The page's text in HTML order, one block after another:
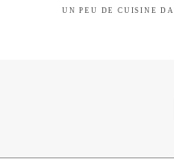
UN PEU DE CUISINE